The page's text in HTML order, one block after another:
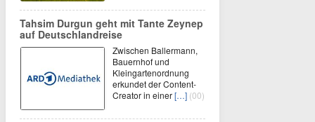
Tahsim Durgun geht mit Tante Zeynep
auf Deutschlandreise
Zwischen Ballermann,
Bauernhof und
Kleingartenordnung
erkundet der Content-
Creator in einer[…] (00)